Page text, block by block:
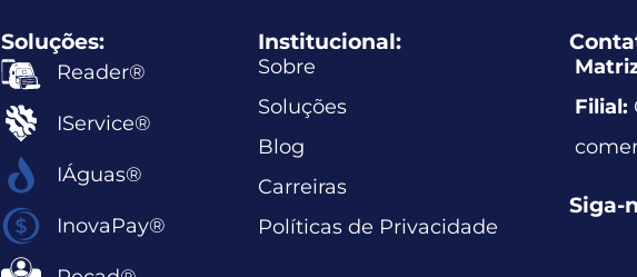
Soluções:
Reader®
IService®
IÁguas®
InovaPay®
Institucional:
Sobre
Soluções
Blog
Carreiras
Políticas de Privacidade
Filial:
Siga-